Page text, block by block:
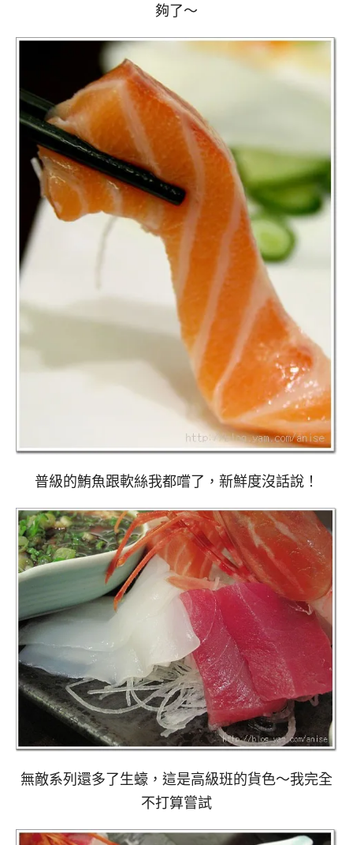
夠了～
普級的鮪魚跟軟絲我都嚐了，新鮮度沒話說！
無敵系列還多了生蠔，這是高級班的貨色～我完全
不打算嘗試